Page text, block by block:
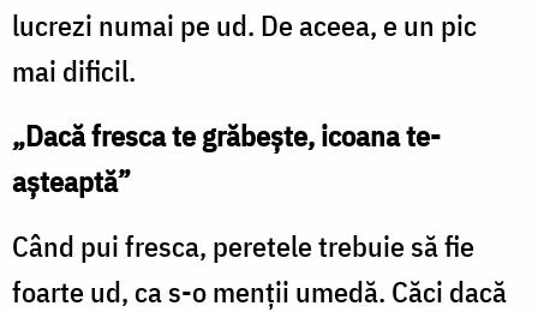
lucrezi numai pe ud. De aceea, e un pic
mai dificil.
„Dacă fresca te grăbește, icoana te-
așteaptă”
Când pui fresca, peretele trebuie să fie
foarte ud, ca s-o menții umedă. Căci dacă